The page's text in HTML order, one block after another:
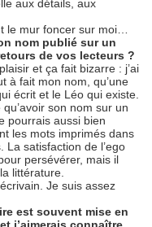
aux détails, aux
le mur foncer sur moi…
nom publié sur un
de vos lecteurs ?
et ça fait bizarre : j’ai
à fait mon nom, qu’une
écrit et le Léo qui existe.
son nom sur un
pourrais aussi bien
les mots imprimés dans
La satisfaction de l’ego
persévérer, mais il
littérature.
Je suis assez
est souvent mise en